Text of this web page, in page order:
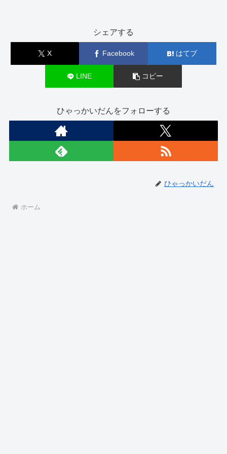
シェアする
X Facebook はてブ
LINE コピー
ひゃっかいだんをフォローする
ひゃっかいだん
ホーム